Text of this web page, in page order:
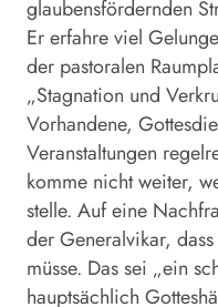
glaubensfördernden
Er erfahre viel
der pastoralen
„Stagnation und
Vorhandene,
Veranstaltungen
komme nicht weiter,
stelle. Auf eine
der Generalvikar,
müsse. Das sei „ein
hauptsächlich